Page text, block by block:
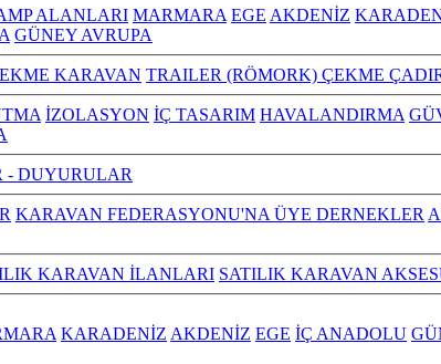
ALANLARI MARMARA EGE AKDENİZ
GÜNEY AVRUPA
KARAVAN TRAILER (RÖMORK) ÇEKME
İZOLASYON İÇ TASARIM HAVALANDIRMA
- DUYURULAR
KARAVAN FEDERASYONU'NA ÜYE DERNEKLER
KARAVAN İLANLARI SATILIK KARAVAN
KARADENİZ AKDENİZ EGE İÇ ANADOLU